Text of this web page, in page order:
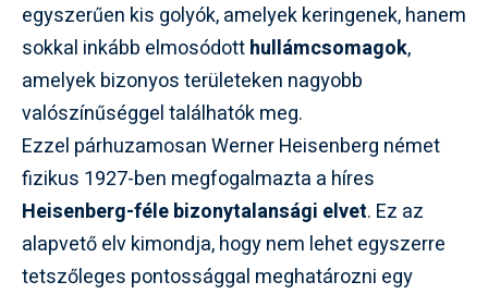
egyszerűen kis golyók, amelyek keringenek, hanem
sokkal inkább elmosódotthullámcsomagok,
amelyek bizonyos területeken nagyobb
valószínűséggel találhatók meg.
Ezzel párhuzamosan Werner Heisenberg német
fizikus 1927-ben megfogalmazta a híres
Heisenberg-féle bizonytalansági elvet. Ez az
alapvető elv kimondja, hogy nem lehet egyszerre
tetszőleges pontossággal meghatározni egy